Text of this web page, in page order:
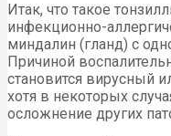
Итак, что такое
инфекционно-
миндалин (гланд) с
Причиной
становится вирусный
хотя в некоторых
осложнение других